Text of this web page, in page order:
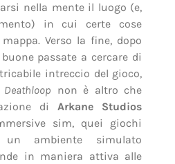
nella mente il luogo (e,
in cui certe cose
Verso la fine, dopo
passate a cercare di
intreccio del gioco,
Deathloop non è altro che
diArkane Studios
sim, quei giochi
ambiente simulato
in maniera attiva alle